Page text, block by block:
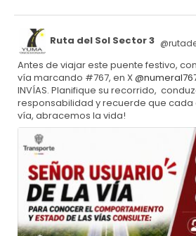
Ruta del Sol Sector 3
Antes de viajar este puente festivo,
vía marcando #767, en X
INVÍAS. Planifique su recorrido,
responsabilidad y recuerde que cada
vía, abracemos la vida!